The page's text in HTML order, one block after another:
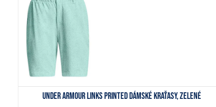
Under Armour Links Printed dámské kraťasy, zelené